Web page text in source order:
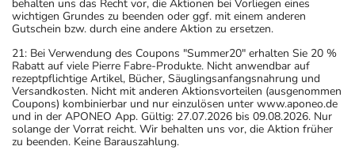
behalten uns das Recht vor, die Aktionen bei Vorliegen eines
wichtigen Grundes zu beenden oder ggf. mit einem anderen
Gutschein bzw. durch eine andere Aktion zu ersetzen.
21: Bei Verwendung des Coupons "Summer20" erhalten Sie 20 %
Rabatt auf viele Pierre Fabre-Produkte. Nicht anwendbar auf
rezeptpflichtige Artikel, Bücher, Säuglingsanfangsnahrung und
Versandkosten. Nicht mit anderen Aktionsvorteilen (ausgenommen
Coupons) kombinierbar und nur einzulösen unter www.aponeo.de
und in der APONEO App. Gültig: 27.07.2026 bis 09.08.2026. Nur
solange der Vorrat reicht. Wir behalten uns vor, die Aktion früher
zu beenden. Keine Barauszahlung.